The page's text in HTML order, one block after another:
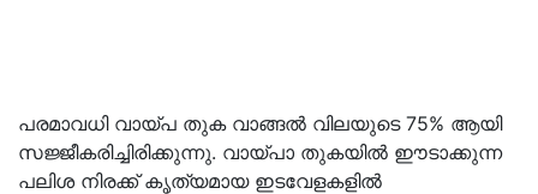
പരമാവധി വായ്പ തുക വാങ്ങൽ വിലയുടെ 75% ആയി
സജ്ജീകരിച്ചിരിക്കുന്നു. വായ്പാ തുകയിൽ ഈടാക്കുന്ന
പലിശ നിരക്ക് കൃത്യമായ ഇടവേളകളിൽ